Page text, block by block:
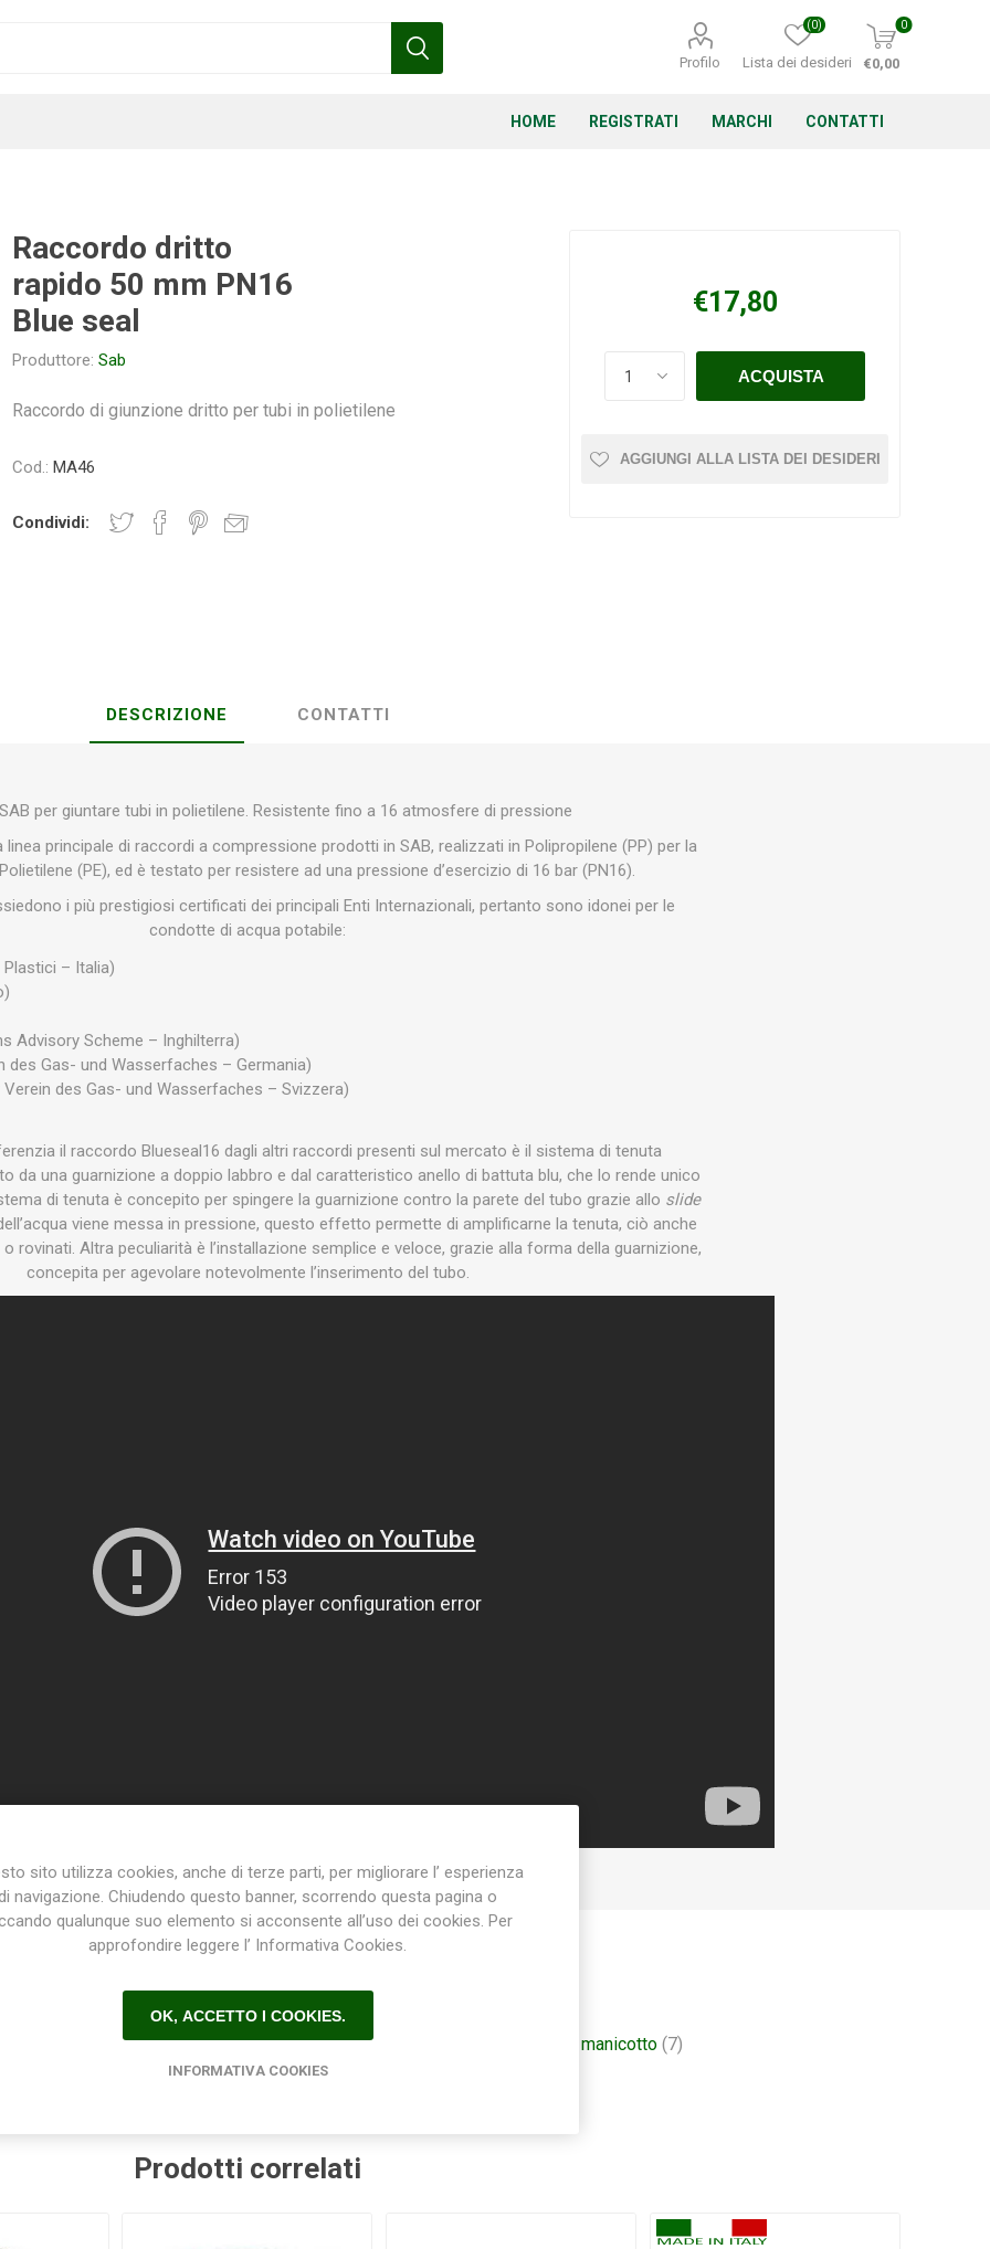
Profilo Lista dei desideri
(0) 0
€0,00
HOME REGISTRATI MARCHI
Benza Bottos Calpeda Echo
Gardena Griffon
Gamma
CONTATTI
Raccordo dritto
rapido 50 mm PN16
Blue seal
Produttore: Sab
Raccordo di giunzione dritto per tubi in polietilene
Cod.: MA46
Condividi:
€17,80
AGGIUNGI ALLA LISTA DEI DESIDERI
DESCRIZIONE CONTATTI
per giuntare tubi in polietilene. Resistente fino a 16 atmosfere di pressione
linea principale di raccordi a compressione prodotti in SAB, realizzati in Polipropilene (PP) per la
(PE), ed è testato per resistere ad una pressione d’esercizio di 16 bar (PN16).
i più prestigiosi certificati dei principali Enti Internazionali, pertanto sono idonei per le
condotte di acqua potabile:
– Italia)
Advisory Scheme – Inghilterra)
des Gas- und Wasserfaches – Germania)
des Gas- und Wasserfaches – Svizzera)
il raccordo Blueseal16 dagli altri raccordi presenti sul mercato è il sistema di tenuta
da una guarnizione a doppio labbro e dal caratteristico anello di battuta blu, che lo rende unico
di tenuta è concepito per spingere la guarnizione contro la parete del tubo grazie allo slide
viene messa in pressione, questo effetto permette di amplificarne la tenuta, ciò anche
rovinati. Altra peculiarità è l’installazione semplice e veloce, grazie alla forma della guarnizione,
concepita per agevolare notevolmente l’inserimento del tubo.
Etichetta del prodotto
raccorderia rapida (55), raccorderia sab (85) manicotto (7)
Prodotti correlati
sito utilizza cookies, anche di terze parti, per migliorare l’ esperienza
navigazione. Chiudendo questo banner, scorrendo questa pagina o
qualunque suo elemento si acconsente all’uso dei cookies. Per
approfondire leggere l’ Informativa Cookies.
OK, ACCETTO I COOKIES.
INFORMATIVA COOKIES